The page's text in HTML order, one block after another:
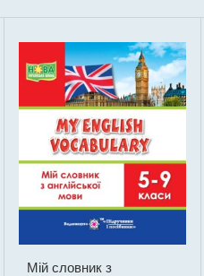
Мій словник з